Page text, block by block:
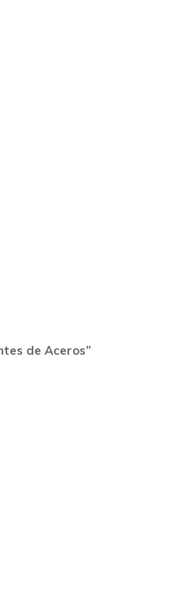
de Aceros”